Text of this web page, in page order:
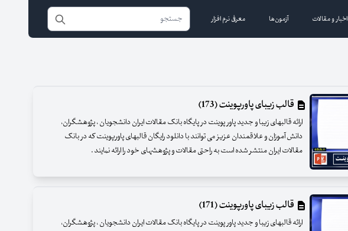
اخبار و مقالات آزمون‌ها معرفی نرم افزار
قالب زیبای پاورپوینت (173)
ارائه قالبهای زیبا و جدید پاور پوینت در پایگاه بانک مقالات ایران دانشجویان ، پژوهشگران،
دانش آموزان و علاقمندان عزیز می توانند با دانلود رایگان قالبهای پاورپوینت که در بانک
مقالات ایران منتشر شده است به راحتی مقالات و پژوهشهای خود را ارائه نمایند .
قالب زیبای پاورپوینت (171)
ارائه قالبهای زیبا و جدید پاور پوینت در پایگاه بانک مقالات ایران دانشجویان ، پژوهشگران،